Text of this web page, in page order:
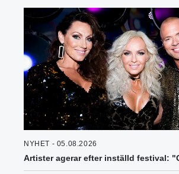
NYHET - 05.08.2026
Artister agerar efter inställd festival: